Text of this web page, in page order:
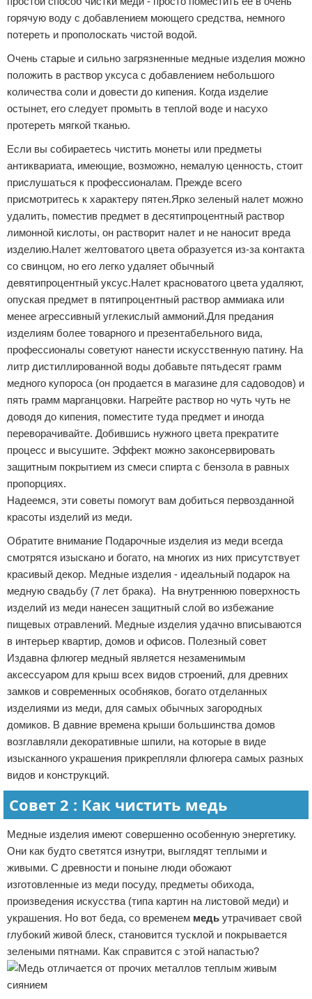
горячую воду с добавлением моющего средства, немного
потереть и прополоскать чистой водой.
Очень старые и сильно загрязненные медные изделия можно
положить в раствор уксуса с добавлением небольшого
количества соли и довести до кипения. Когда изделие
остынет, его следует промыть в теплой воде и насухо
протереть мягкой тканью.
Если вы собираетесь чистить монеты или предметы
антиквариата, имеющие, возможно, немалую ценность, стоит
прислушаться к профессионалам. Прежде всего
присмотритесь к характеру пятен.Ярко зеленый налет можно
удалить, поместив предмет в десятипроцентный раствор
лимонной кислоты, он растворит налет и не наносит вреда
изделию.Налет желтоватого цвета образуется из-за контакта
со свинцом, но его легко удаляет обычный
девятипроцентный уксус.Налет красноватого цвета удаляют,
опуская предмет в пятипроцентный раствор аммиака или
менее агрессивный углекислый аммоний.Для предания
изделиям более товарного и презентабельного вида,
профессионалы советуют нанести искусственную патину. На
литр дистиллированной воды добавьте пятьдесят грамм
медного купороса (он продается в магазине для садоводов) и
пять грамм марганцовки. Нагрейте раствор но чуть чуть не
доводя до кипения, поместите туда предмет и иногда
переворачивайте. Добившись нужного цвета прекратите
процесс и высушите. Эффект можно законсервировать
защитным покрытием из смеси спирта с бензола в равных
пропорциях.
Надеемся, эти советы помогут вам добиться первозданной
красоты изделий из меди.
Обратите внимание Подарочные изделия из меди всегда
смотрятся изыскано и богато, на многих из них присутствует
красивый декор. Медные изделия - идеальный подарок на
медную свадьбу (7 лет брака). На внутреннюю поверхность
изделий из меди нанесен защитный слой во избежание
пищевых отравлений. Медные изделия удачно вписываются
в интерьер квартир, домов и офисов. Полезный совет
Издавна флюгер медный является незаменимым
аксессуаром для крыш всех видов строений, для древних
замков и современных особняков, богато отделанных
изделиями из меди, для самых обычных загородных
домиков. В давние времена крыши большинства домов
возглавляли декоративные шпили, на которые в виде
изысканного украшения прикрепляли флюгера самых разных
видов и конструкций.
Совет 2 : Как чистить медь
Медные изделия имеют совершенно особенную энергетику.
Они как будто светятся изнутри, выглядят теплыми и
живыми. С древности и поныне люди обожают
изготовленные из меди посуду, предметы обихода,
произведения искусства (типа картин на листовой меди) и
украшения. Но вот беда, со временем медь утрачивает свой
глубокий живой блеск, становится тусклой и покрывается
зелеными пятнами. Как справится с этой напастью?